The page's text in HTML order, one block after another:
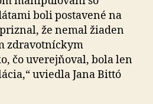
boli postavené na
že nemal žiaden
zdravotníckym
čo uverejňoval, bola len
uviedla Jana Bittó